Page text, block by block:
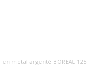
métal argenté BOREAL 125